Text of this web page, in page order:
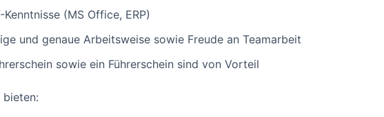
Kenntnisse (MS Office, ERP)
und genaue Arbeitsweise sowie Freude an Teamarbeit
sowie ein Führerschein sind von Vorteil
bieten: